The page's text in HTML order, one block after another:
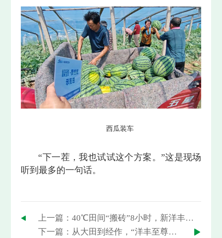
西瓜装车
“下一茬，我也试试这个方案。”这是现场
听到最多的一句话。
上一篇：40℃田间“搬砖”8小时，新洋丰青年把汗水种进土里
下一篇：从大田到经作，“洋丰至尊”追着“病”土跑